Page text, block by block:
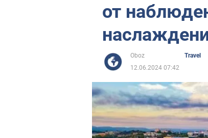
Жизнь
от
Oboz
Travel
12.06.2024 07:42